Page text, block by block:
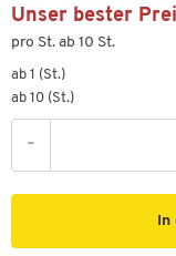
Unser bester
pro St. ab 10 St.
ab 1 (St.)
ab 10 (St.)
-
In